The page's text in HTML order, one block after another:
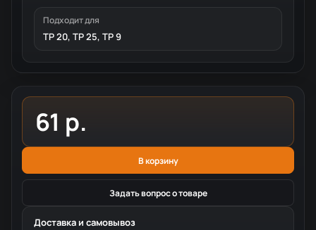
Подходит для
TP 20, TP 25, TP 9
61 р.
В корзину
Задать вопрос о товаре
Доставка и самовывоз